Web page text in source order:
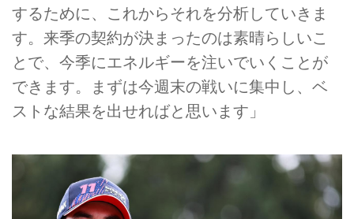
するために、これからそれを分析していきま
す。来季の契約が決まったのは素晴らしいこ
とで、今季にエネルギーを注いでいくことが
できます。まずは今週末の戦いに集中し、ベ
ストな結果を出せればと思います」